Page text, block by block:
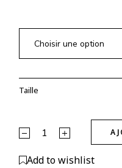
Taille
Choisir une option
Veste Glow Club –
Add to wishlist